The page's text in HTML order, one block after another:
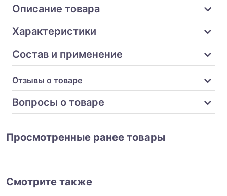
Описание товара
Характеристики
Состав и применение
Отзывы о товаре
Вопросы о товаре
Просмотренные ранее товары
Смотрите также